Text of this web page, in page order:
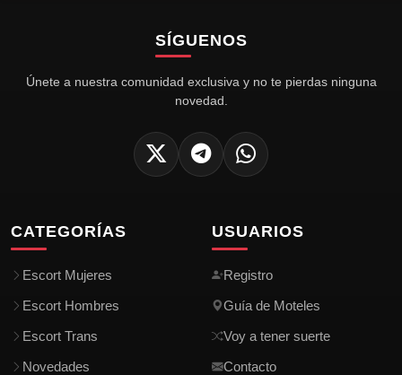
SÍGUENOS
Únete a nuestra comunidad exclusiva y no te pierdas ninguna
novedad.
CATEGORÍAS
Escort Mujeres
Escort Hombres
Escort Trans
Novedades
USUARIOS
Registro
Guía de Moteles
Voy a tener suerte
Contacto